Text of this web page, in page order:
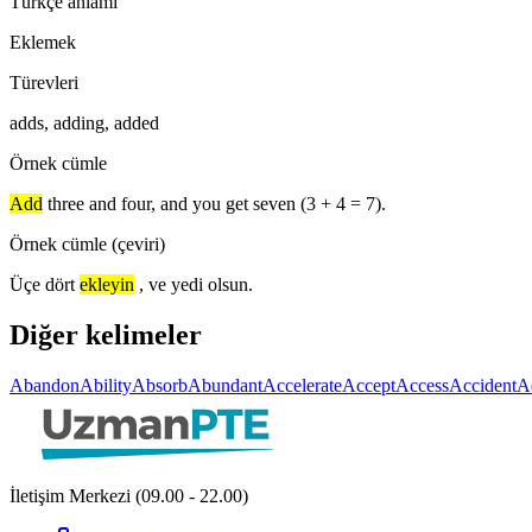
Eklemek
Türevleri
adds, adding, added
Örnek cümle
Add three and four, and you get seven (3 + 4 = 7).
Örnek cümle (çeviri)
Üçe dört ekleyin , ve yedi olsun.
Diğer kelimeler
AbandonAbilityAbsorbAbundantAccelerateAcceptAccessAccident
İletişim Merkezi (09.00 - 22.00)